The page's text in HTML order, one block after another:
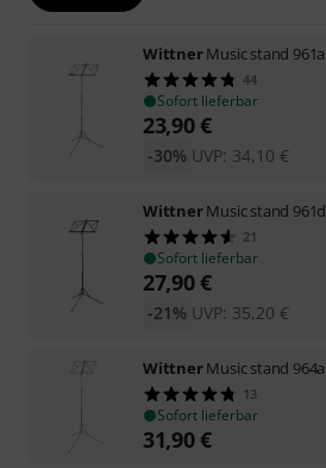
WittnerMusic stand 961a
44
Sofort lieferbar
23,90€
UVP: 34,10 €
-30%
WittnerMusic stand 961d
21
Sofort lieferbar
27,90€
UVP: 35,20 €
-21%
WittnerMusic stand
13
Sofort lieferbar
31,90€